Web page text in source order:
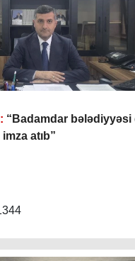
“Badamdar bələdiyyəsi
atıb”